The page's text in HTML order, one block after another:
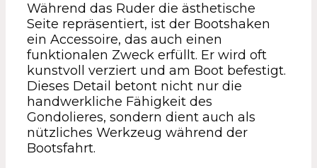
Während das Ruder die ästhetische
Seite repräsentiert, ist der Bootshaken
ein Accessoire, das auch einen
funktionalen Zweck erfüllt. Er wird oft
kunstvoll verziert und am Boot befestigt.
Dieses Detail betont nicht nur die
handwerkliche Fähigkeit des
Gondolieres, sondern dient auch als
nützliches Werkzeug während der
Bootsfahrt.